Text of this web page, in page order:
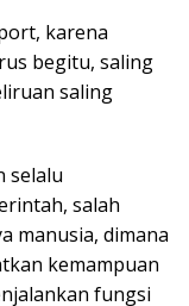
karena
begitu, saling
saling
selalu
salah
manusia, dimana
kemampuan
fungsi